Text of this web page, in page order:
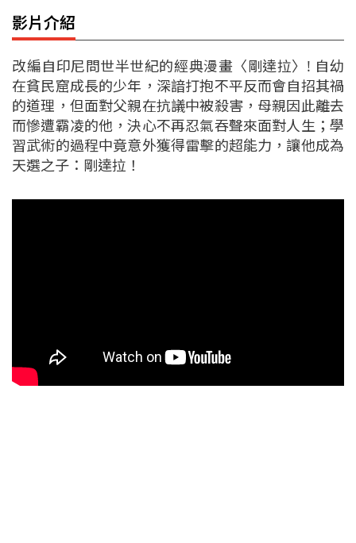
影片介紹
改編自印尼問世半世紀的經典漫畫〈剛達拉〉! 自幼
在貧民窟成長的少年，深諳打抱不平反而會自招其禍
的道理，但面對父親在抗議中被殺害，母親因此離去
而慘遭霸凌的他，決心不再忍氣吞聲來面對人生；學
習武術的過程中竟意外獲得雷擊的超能力，讓他成為
天選之子：剛達拉！